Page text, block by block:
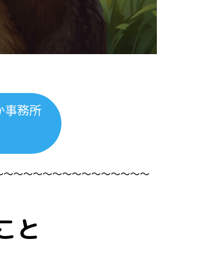
事務所
〜〜〜〜〜〜〜〜〜〜〜〜〜〜
と